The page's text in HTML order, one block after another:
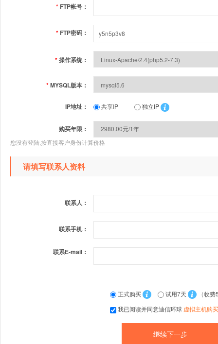
* FTP帐号：
* FTP密码：
*操作系统：
*MYSQL版本：
IP地址： 共享IP 独立IP
购买年限：
您没有登陆,按直接客户身份计算价格
请填写联系人资料
联系人：
联系手机：
联系E-mail：
正式购买 试用7天
（收费
我已阅读并同意迪信环球 虚拟主机购